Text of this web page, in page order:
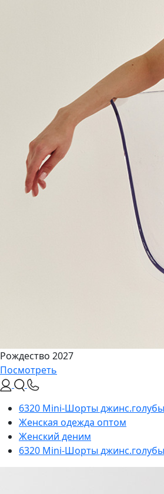
Рождество 2027
Посмотреть
6320 Mini-Шорты
Женская одежда оптом
Женский деним
6320 Mini-Шорты